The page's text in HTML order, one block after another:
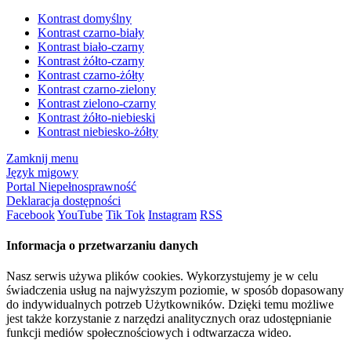
Kontrast domyślny
Kontrast czarno-biały
Kontrast biało-czarny
Kontrast żółto-czarny
Kontrast czarno-żółty
Kontrast czarno-zielony
Kontrast zielono-czarny
Kontrast żółto-niebieski
Kontrast niebiesko-żółty
Zamknij menu
Język migowy
Portal Niepełnosprawność
Deklaracja dostępności
FacebookYouTube Tik Tok Instagram RSS
Informacja o przetwarzaniu danych
Nasz serwis używa plików cookies. Wykorzystujemy je w celu
świadczenia usług na najwyższym poziomie, w sposób dopasowany
do indywidualnych potrzeb Użytkowników. Dzięki temu możliwe
jest także korzystanie z narzędzi analitycznych oraz udostępnianie
funkcji mediów społecznościowych i odtwarzacza wideo.